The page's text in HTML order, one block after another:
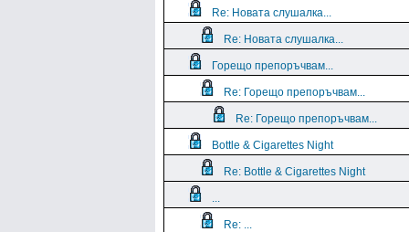
Re: Новата слушалка...
Re: Новата слушалка...
Горещо препоръчвам...
Re: Горещо препоръчвам...
Re: Горещо препоръчвам...
Bottle & Cigarettes Night
Re: Bottle & Cigarettes Night
...
Re: ...